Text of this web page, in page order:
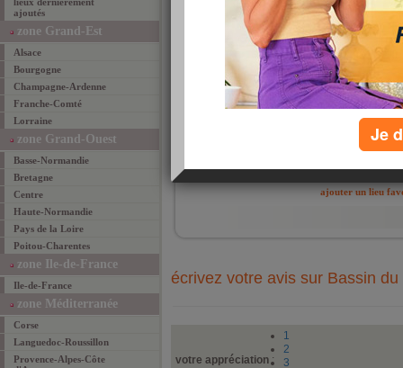
ajoutés
zone Grand-Est
Alsace
Bourgogne
Champagne-Ardenne
Franche-Comté
Lorraine
zone Grand-Ouest
Basse-Normandie
Bretagne
Centre
Haute-Normandie
Pays de la Loire
Poitou-Charentes
zone Ile-de-France
Ile-de-France
zone Méditerranée
Corse
Languedoc-Roussillon
Provence-Alpes-Côte
pied
des
ajouter un lieu
écrivez votre avis sur Bassin
votre appréciation:
1
2
3
Je